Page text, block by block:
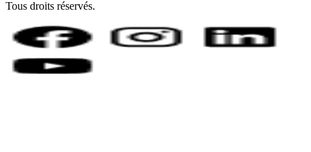
Tous droits réservés.